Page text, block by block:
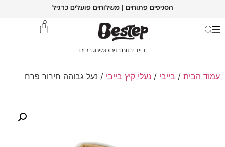
הסניפים פתוחים | משלוחים פועלים כרגיל
0
בייביבנות בנים סטיםגברים
עמוד הבית / בייבי / נעלי קיץ בייבי / נעל גבוהה חירור פרח